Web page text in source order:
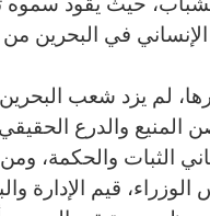
في البحرين
لم يزد شعب البحرين
المنيع والدرع
الثبات والحكمة،
قيم الإدارة